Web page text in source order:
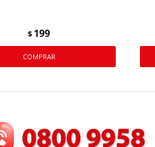
$ 199